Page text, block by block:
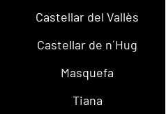
Castellar del Vallès
Castellar de n´Hug
Masquefa
Tiana